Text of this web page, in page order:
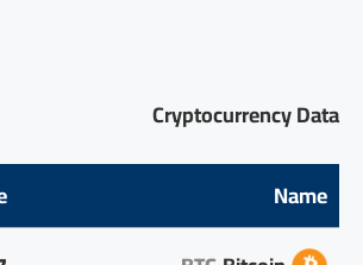
Cryptocurrency Data
Name